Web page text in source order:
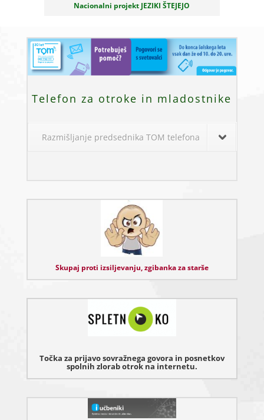
Nacionalni projekt JEZIKI ŠTEJEJO
Telefon za otroke in mladostnike
Razmišljanje predsednika TOM telefona
Skupaj proti izsiljevanju, zgibanka za starše
Točka za prijavo sovražnega govora in posnetkov
spolnih zlorab otrok na internetu.